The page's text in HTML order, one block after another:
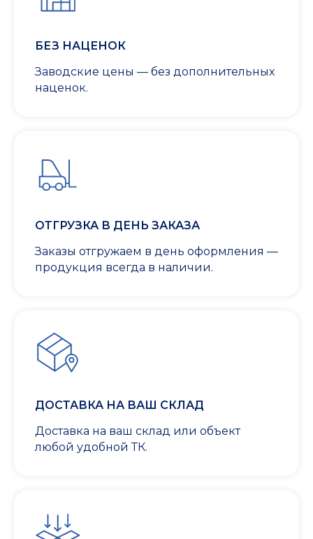
БЕЗ НАЦЕНОК
Заводские цены — без дополнительных
наценок.
ОТГРУЗКА В ДЕНЬ ЗАКАЗА
Заказы отгружаем в день оформления —
продукция всегда в наличии.
ДОСТАВКА НА ВАШ СКЛАД
Доставка на ваш склад или объект
любой удобной ТК.